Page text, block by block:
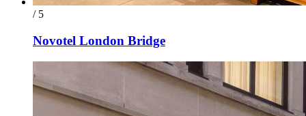
/ 5
Novotel London Bridge